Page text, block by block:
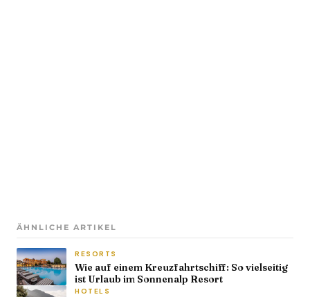
ÄHNLICHE ARTIKEL
RESORTS
Wie auf einem Kreuzfahrtschiff: So vielseitig
ist Urlaub im Sonnenalp Resort
HOTELS